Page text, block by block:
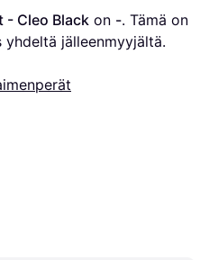
- Cleo Black on -. Tämä on
jälleenmyyjältä.